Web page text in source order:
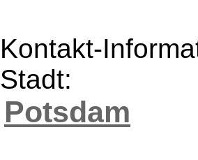
Kontakt-
Stadt:
Potsdam